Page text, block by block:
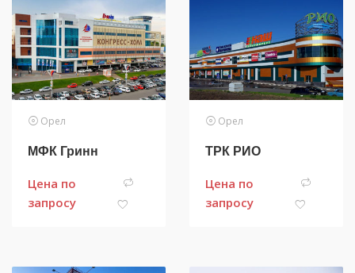
Орел
МФК Гринн
Цена по
запросу
Орел
ТРК РИО
Цена по
запросу